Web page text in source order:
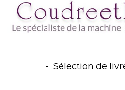
Sélection de